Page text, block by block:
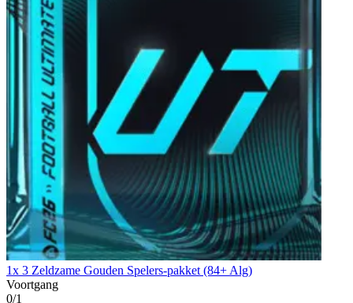
1x 3 Zeldzame Gouden Spelers-pakket (84+ Alg)
Voortgang
0/1